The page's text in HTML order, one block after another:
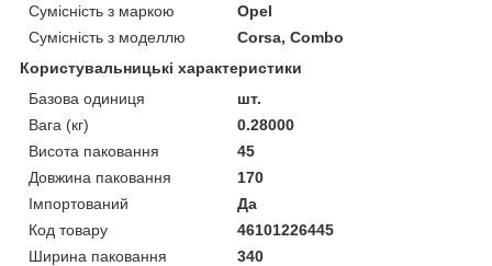
Сумісність з маркою
Opel
Сумісність з моделлю
Corsa, Combo
Користувальницькі характеристики
Базова одиниця
шт.
Вага (кг)
0.28000
Висота паковання
45
Довжина паковання
170
Імпортований
Да
Код товару
46101226445
Ширина паковання
340